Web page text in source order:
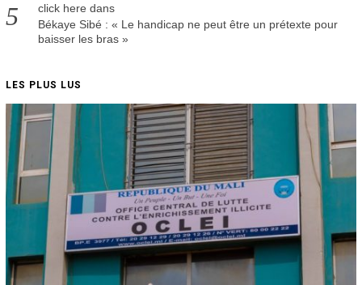
click here dans
Békaye Sibé : « Le handicap ne peut être un prétexte pour
baisser les bras »
LES PLUS LUS